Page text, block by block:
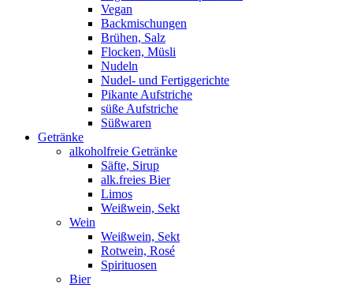
Vegan
Backmischungen
Brühen, Salz
Flocken, Müsli
Nudeln
Nudel- und Fertiggerichte
Pikante Aufstriche
süße Aufstriche
Süßwaren
Getränke
alkoholfreie Getränke
Säfte, Sirup
alk.freies Bier
Limos
Weißwein, Sekt
Wein
Weißwein, Sekt
Rotwein, Rosé
Spirituosen
Bier